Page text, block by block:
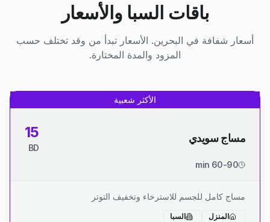
باقات السبا والأسعار
أسعار شفافة في البحرين. الأسعار تبدأ من وقد تختلف حسب
المزود والمدة المختارة.
الأكثر شعبية
مساج سويدي 15
BD
60-90 min
مساج كامل للجسم للاسترخاء وتخفيف التوتر
المنزل السبا